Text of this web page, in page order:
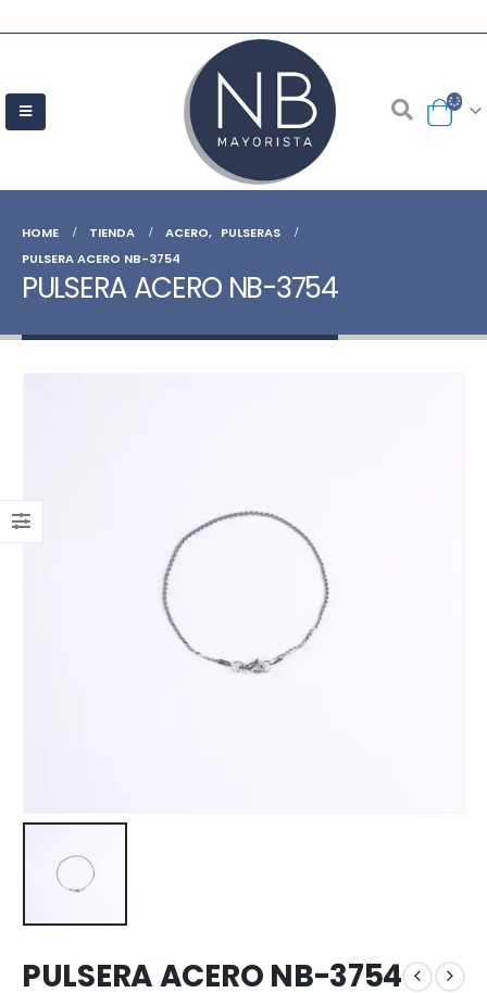
HOME TIENDA ACERO, PULSERAS
PULSERA ACERO NB-3754
PULSERA ACERO NB-3754
PULSERA ACERO NB-3754